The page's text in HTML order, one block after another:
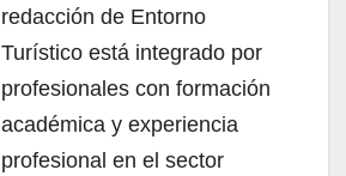
redacción de Entorno
Turístico está integrado por
profesionales con formación
académica y experiencia
profesional en el sector